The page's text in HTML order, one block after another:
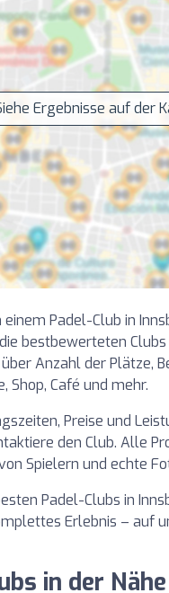
Ergebnisse auf der
Padel-Club in
bestbewerteten
Anzahl der Plätze,
Shop, Café und mehr.
Preise und
den Club. Alle
Spielern und echte
Padel-Clubs in
Erlebnis – auf
in der